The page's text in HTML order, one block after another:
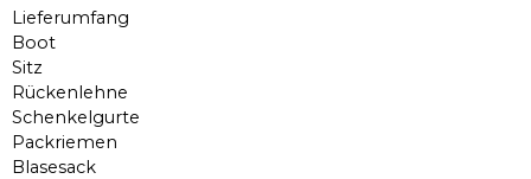
Lieferumfang
Boot
Sitz
Rückenlehne
Schenkelgurte
Packriemen
Blasesack